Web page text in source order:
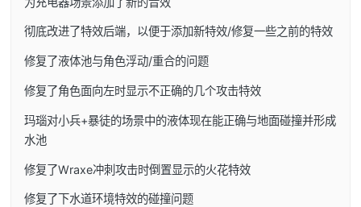
彻底改进了特效后端，以便于添加新特效/修复一些之前的特效
修复了液体池与角色浮动/重合的问题
修复了角色面向左时显示不正确的几个攻击特效
玛瑙对小兵+暴徒的场景中的液体现在能正确与地面碰撞并形成
水池
修复了Wraxe冲刺攻击时倒置显示的火花特效
修复了下水道环境特效的碰撞问题